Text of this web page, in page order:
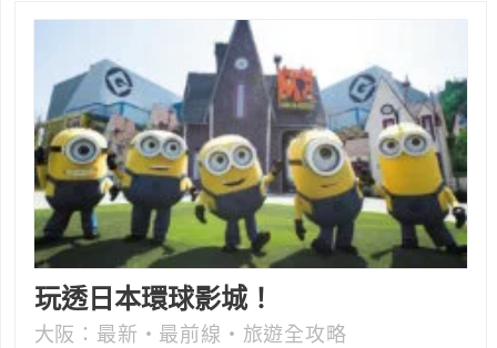
玩透日本環球影城！
大阪：最新‧最前線‧旅遊全攻略